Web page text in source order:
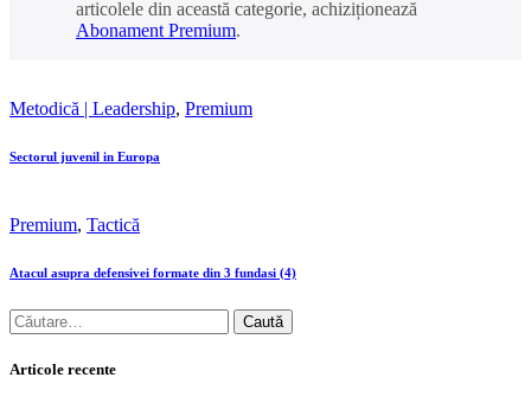
articolele din această categorie, achiziționează
Abonament Premium.
Metodică | Leadership, Premium
Sectorul juvenil in Europa
Premium, Tactică
Atacul asupra defensivei formate din 3 fundasi (4)
Articole recente